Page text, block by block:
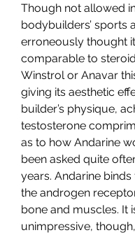
Though not allowed
bodybuilders’ sports
erroneously thought
comparable to
Winstrol or Anavar
giving its aesthetic
builder’s physique,
testosterone
as to how Andarine
been asked quite
years. Andarine
the androgen
bone and muscles. It
unimpressive,